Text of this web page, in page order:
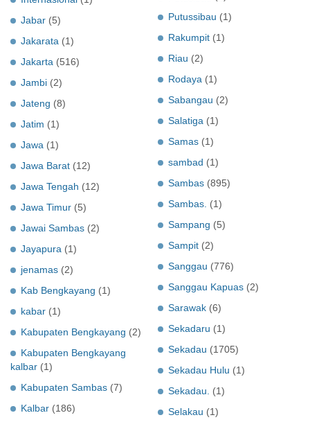
Jabar (5)
Jakarata (1)
Jakarta (516)
Jambi (2)
Jateng (8)
Jatim (1)
Jawa (1)
Jawa Barat (12)
Jawa Tengah (12)
Jawa Timur (5)
Jawai Sambas (2)
Jayapura (1)
jenamas (2)
Kab Bengkayang (1)
kabar (1)
Kabupaten Bengkayang (2)
Kabupaten Bengkayang
kalbar (1)
Kabupaten Sambas (7)
Kalbar (186)
Putussibau (1)
Rakumpit (1)
Riau (2)
Rodaya (1)
Sabangau (2)
Salatiga (1)
Samas (1)
sambad (1)
Sambas (895)
Sambas. (1)
Sampang (5)
Sampit (2)
Sanggau (776)
Sanggau Kapuas (2)
Sarawak (6)
Sekadaru (1)
Sekadau (1705)
Sekadau Hulu (1)
Sekadau.
(1)
Selakau (1)